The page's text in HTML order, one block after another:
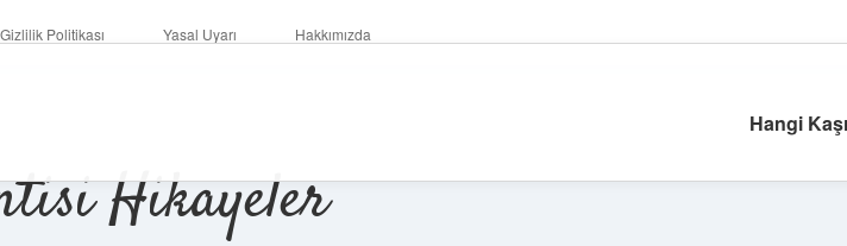
Gizlilik Politikası Yasal Uyarı Hakkımızda
Hikayeler
Hangi